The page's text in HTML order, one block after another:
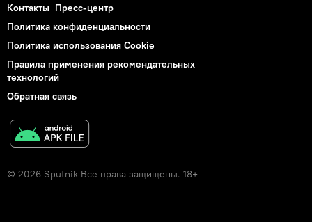
Контакты Пресс-центр
Политика конфиденциальности
Политика использования Cookie
Правила применения рекомендательных
технологий
Обратная связь
© 2026 Sputnik Все права защищены. 18+